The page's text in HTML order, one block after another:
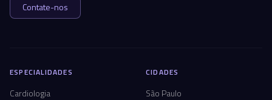
Contate-nos
ESPECIALIDADES
Cardiologia
CIDADES
São Paulo